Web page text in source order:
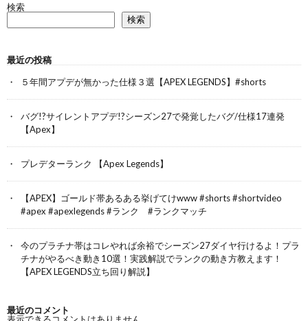
検索
検索
最近の投稿
５年間アプデが無かった仕様３選【APEX LEGENDS】#shorts
バグ!?サイレントアプデ!?シーズン27で発覚したバグ/仕様17連発
【Apex】
プレデターランク 【Apex Legends】
【APEX】ゴールド帯あるある挙げてけwww #shorts #shortvideo
#apex #apexlegends #ランク #ランクマッチ
今のプラチナ帯はコレやれば余裕でシーズン27ダイヤ行けるよ！プラ
チナがやるべき動き10選！実践解説でランクの動き方教えます！
【APEX LEGENDS立ち回り解説】
最近のコメント
表示できるコメントはありません。